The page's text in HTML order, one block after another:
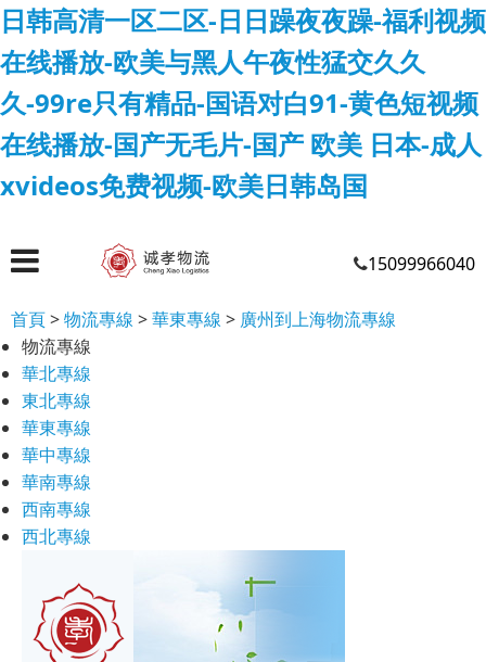
日韩高清一区二区-日日躁夜夜躁-福利视频
在线播放-欧美与黑人午夜性猛交久久
久-99re只有精品-国语对白91-黄色短视频
在线播放-国产无毛片-国产 欧美 日本-成人
xvideos免费视频-欧美日韩岛国
15099966040
首頁>物流專線 >華東專線 > 廣州到上海物流專線
物流專線
華北專線
東北專線
華東專線
華中專線
華南專線
西南專線
西北專線